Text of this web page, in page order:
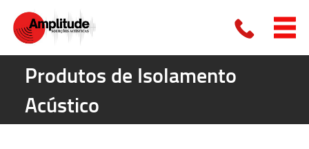
Produtos de Isolamento
Acústico